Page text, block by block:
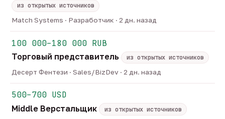
из открытых источников
Match Systems · Разработчик · 2 дн. назад
100 000–180 000 RUB
Торговый представитель
из открытых источников
Десерт Фентези · Sales/BizDev · 2 дн. назад
500–700 USD
Middle Верстальщик
из открытых источников